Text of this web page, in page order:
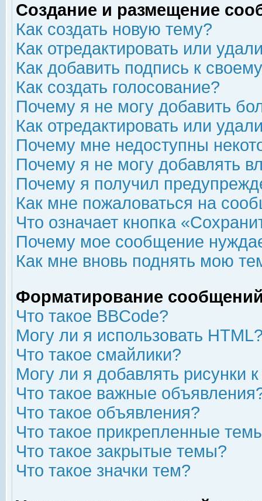
Создание и размещение
Как создать новую тему?
Как отредактировать или
Как добавить подпись к
Как создать голосование?
Почему я не могу добавить
Как отредактировать или
Почему мне недоступны
Почему я не могу добавлять
Почему я получил
Как мне пожаловаться на
Что означает кнопка
Почему мое сообщение
Как мне вновь поднять мою
Форматирование
Что такое BBCode?
Могу ли я использовать
Что такое смайлики?
Могу ли я добавлять рисунки
Что такое важные
Что такое объявления?
Что такое прикрепленные
Что такое закрытые темы?
Что такое значки тем?